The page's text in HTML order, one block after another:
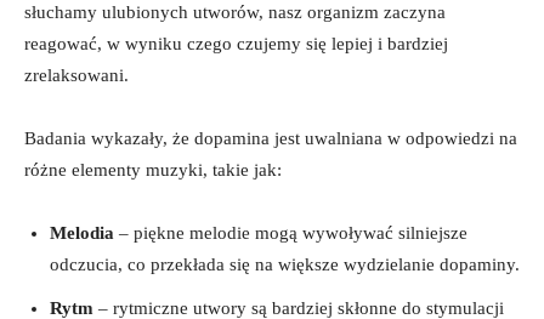
słuchamy ulubionych utworów, nasz organizm zaczyna
reagować, w wyniku czego czujemy się lepiej i bardziej
zrelaksowani.
Badania wykazały, że dopamina jest uwalniana w odpowiedzi na
różne elementy muzyki, takie jak:
Melodia – piękne melodie mogą wywoływać silniejsze
odczucia, co przekłada się na większe wydzielanie dopaminy.
Rytm – rytmiczne utwory są bardziej skłonne do stymulacji